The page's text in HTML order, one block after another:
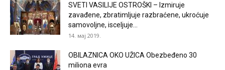
SVETI VASILIJE OSTROŠKI – Izmiruje
zavađene, zbratimljuje razbraćene, ukroćuje
samovoljne, isceljuje...
14. мај 2019.
OBILAZNICA OKO UŽICA Obezbeđeno 30
miliona evra